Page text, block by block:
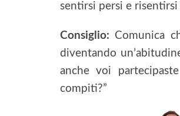
sentirsi persi e risentirsi
Consiglio: Comunica
diventando
anche voi
compiti?”